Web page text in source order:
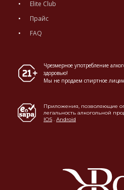
Elite Club
Прайс
FAQ
Чрезмерное употребление
здоровью!
Мы не продаем спиртное
Приложения, позволяющие
легальность алкогольной
IOS . Android